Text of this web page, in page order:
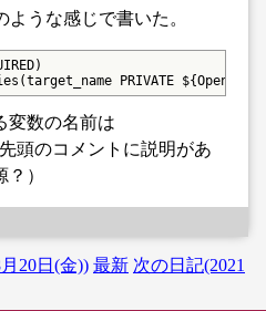
ような感じで書いた。
PRIVATE
変数の名前は
頭のコメントに説明があ
）
20日(金)) 最新 次の日記(2021